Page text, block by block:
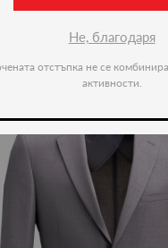
Не, благодаря
отстъпка не се
активности.